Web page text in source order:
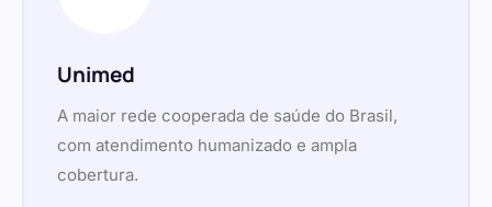
Unimed
A maior rede cooperada de saúde do Brasil,
com atendimento humanizado e ampla
cobertura.